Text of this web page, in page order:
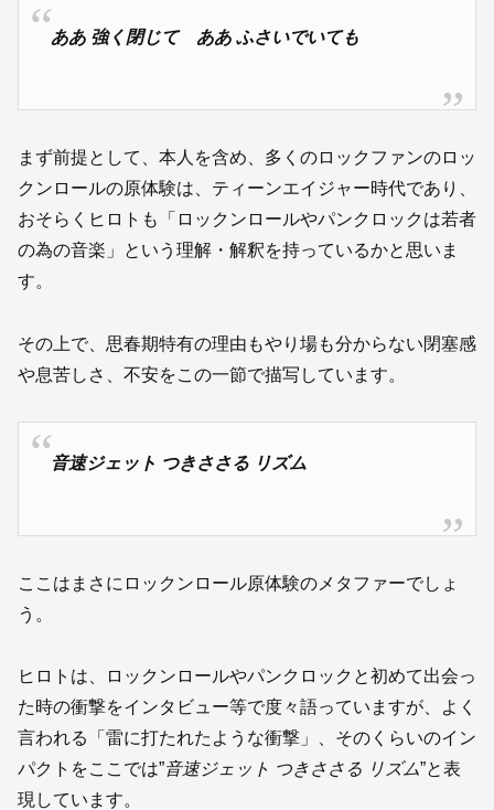
ああ 強く閉じて ああ ふさいでいても
まず前提として、本人を含め、多くのロックファンのロッ
クンロールの原体験は、ティーンエイジャー時代であり、
おそらくヒロトも「ロックンロールやパンクロックは若者
の為の音楽」という理解・解釈を持っているかと思いま
す。
その上で、思春期特有の理由もやり場も分からない閉塞感
や息苦しさ、不安をこの一節で描写しています。
音速ジェット つきささる リズム
ここはまさにロックンロール原体験のメタファーでしょ
う。
ヒロトは、ロックンロールやパンクロックと初めて出会っ
た時の衝撃をインタビュー等で度々語っていますが、よく
言われる「雷に打たれたような衝撃」、そのくらいのイン
パクトをここでは”音速ジェット つきささる リズム”と表
現しています。